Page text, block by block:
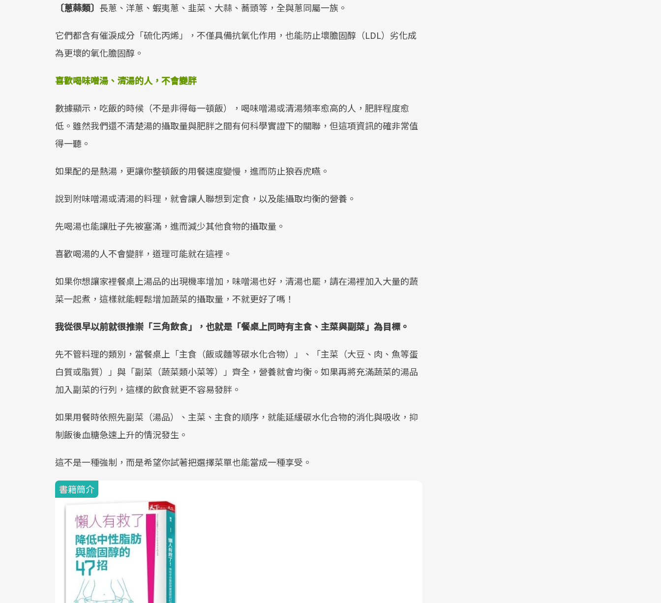
〔蔥蒜類〕 長蔥、洋蔥、蝦夷蔥、韭菜、大蒜、蕎頭等，全與蔥同屬一族。
它們都含有催淚成分「硫化丙烯」，不僅具備抗氧化作用，也能防止壞膽固醇（LDL）劣化成
為更壞的氧化膽固醇。
喜歡喝味噌湯、清湯的人，不會變胖
數據顯示，吃飯的時候（不是非得每一頓飯），喝味噌湯或清湯頻率愈高的人，肥胖程度愈
低。雖然我們還不清楚湯的攝取量與肥胖之間有何科學實證下的關聯，但這項資訊的確非常值
得一聽。
如果配的是熱湯，更讓你整頓飯的用餐速度變慢，進而防止狼吞虎嚥。
說到附味噌湯或清湯的料理，就會讓人聯想到定食，以及能攝取均衡的營養。
先喝湯也能讓肚子先被塞滿，進而減少其他食物的攝取量。
喜歡喝湯的人不會變胖，道理可能就在這裡。
如果你想讓家裡餐桌上湯品的出現機率增加，味噌湯也好，清湯也罷，請在湯裡加入大量的蔬
菜一起煮，這樣就能輕鬆增加蔬菜的攝取量，不就更好了嗎！
我從很早以前就很推崇「三角飲食」，也就是「餐桌上同時有主食、主菜與副菜」為目標。
先不管料理的類別，當餐桌上「主食（飯或麵等碳水化合物）」、「主菜（大豆、肉、魚等蛋
白質或脂質）」與「副菜（蔬菜類小菜等）」齊全，營養就會均衡。如果再將充滿蔬菜的湯品
加入副菜的行列，這樣的飲食就更不容易發胖。
如果用餐時依照先副菜（湯品）、主菜、主食的順序，就能延緩碳水化合物的消化與吸收，抑
制飯後血糖急速上升的情況發生。
這不是一種強制，而是希望你試著把選擇菜單也能當成一種享受。
書籍簡介